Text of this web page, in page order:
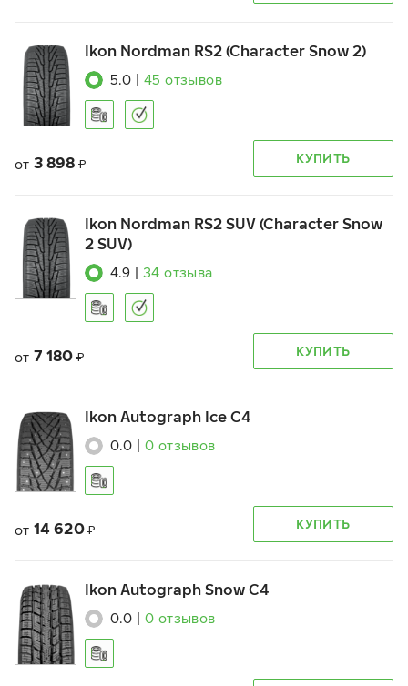
Ikon Nordman RS2 (Character Snow 2)
5.0 45 отзывов
от 3 898 ₽ КУПИТЬ
Ikon Nordman RS2 SUV (Character Snow
2 SUV)
4.9 34 отзыва
от 7 180 ₽ КУПИТЬ
Ikon Autograph Ice C4
0.0 0 отзывов
от 14 620 ₽ КУПИТЬ
Ikon Autograph Snow C4
0.0 0 отзывов